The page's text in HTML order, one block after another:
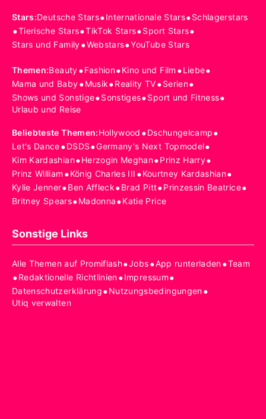
Stars:Deutsche Stars•Internationale Stars•Schlagerstars
•Tierische Stars•TikTok Stars•Sport Stars•
Stars und Family•Webstars•YouTube Stars
Themen:Beauty•Fashion•Kino und Film •Liebe•
Mama und Baby•Musik•Reality TV•Serien•
Shows und Sonstige•Sonstiges•Sport und Fitness•
Urlaub und Reise
Beliebteste Themen:Hollywood •Dschungelcamp•
Let's Dance•DSDS•Germany's Next Topmodel•
Kim Kardashian•Herzogin Meghan•Prinz Harry•
Prinz William •König Charles III •Kourtney Kardashian•
Kylie Jenner•Ben Affleck•Brad Pitt•Prinzessin Beatrice•
Britney Spears•Madonna•Katie Price
Sonstige Links
Alle Themen auf Promiflash•Jobs•App runterladen•Team
•Redaktionelle Richtlinien•Impressum•
Datenschutzerklärung•Nutzungsbedingungen•
Utiq verwalten